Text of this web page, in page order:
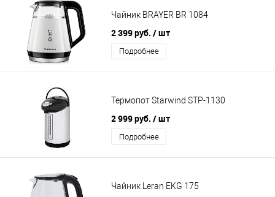
Чайник BRAYER BR 1084
2 399 руб. / шт
Подробнее
Термопот Starwind STP-1130
2 999 руб. / шт
Подробнее
Чайник Leran EKG 175